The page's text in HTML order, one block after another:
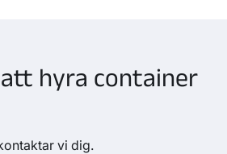
hyra container
vi dig.